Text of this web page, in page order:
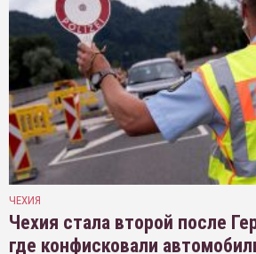
ЧЕХИЯ
Чехия стала второй после
где конфисковали